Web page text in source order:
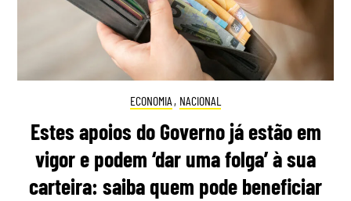
ECONOMIA , NACIONAL
Estes apoios do Governo já estão em
vigor e podem ‘dar uma folga’ à sua
carteira: saiba quem pode beneficiar